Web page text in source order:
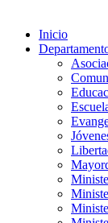
Inicio